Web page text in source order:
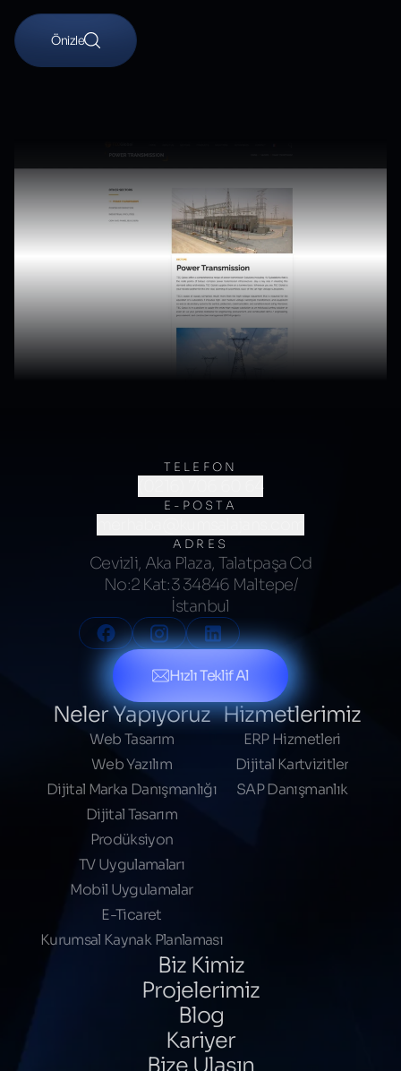
Önizle
TELEFON
(0216) 706 60 64
E-POSTA
ADRES
Cevizli, Aka Plaza, Talatpaşa Cd
No:2 Kat:3 34846 Maltepe/
İstanbul
Hızlı Teklif Al
Neler Yapıyoruz
Web Tasarım
Web Yazılım
Dijital Marka Danışmanlığı
Dijital Tasarım
Prodüksiyon
TV Uygulamaları
Mobil Uygulamalar
E-Ticaret
Kurumsal Kaynak Planlaması
Hizmetlerimiz
ERP Hizmetleri
Dijital Kartvizitler
SAP Danışmanlık
Biz Kimiz
Projelerimiz
Blog
Kariyer